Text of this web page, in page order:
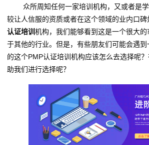
众所周知任何一家培训机构，又或者是
较让人信服的资质或者在这个领域的业内口
认证培训机构，我们能够看到这是一个很大
于其他的行业。但是，有些朋友们可能会遇
的这个PMP认证培训机构应该怎么去选择呢
助我们进行选择呢？